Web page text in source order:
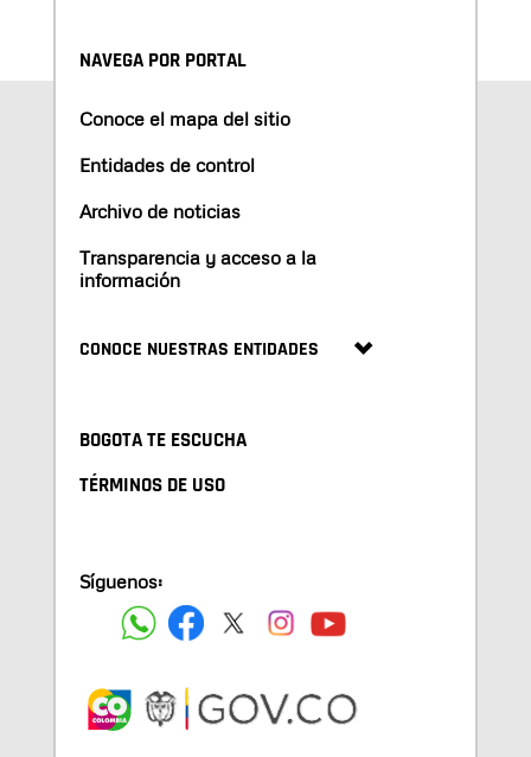
NAVEGA POR PORTAL
Conoce el mapa del sitio
Entidades de control
Archivo de noticias
Transparencia y acceso a la
información
CONOCE NUESTRAS ENTIDADES
BOGOTA TE ESCUCHA
TÉRMINOS DE USO
Síguenos: